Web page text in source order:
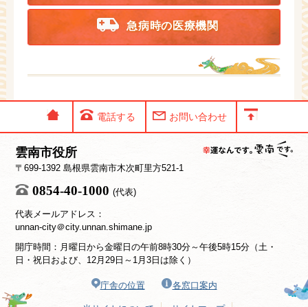
急病時の医療機関
電話する お問い合わせ
雲南市役所
〒699-1392 島根県雲南市木次町里方521-1
0854-40-1000 (代表)
代表メールアドレス：
unnan-city＠city.unnan.shimane.jp
開庁時間：月曜日から金曜日の午前8時30分～午後5時15分（土・
日・祝日および、12月29日～1月3日は除く）
庁舎の位置 各窓口案内